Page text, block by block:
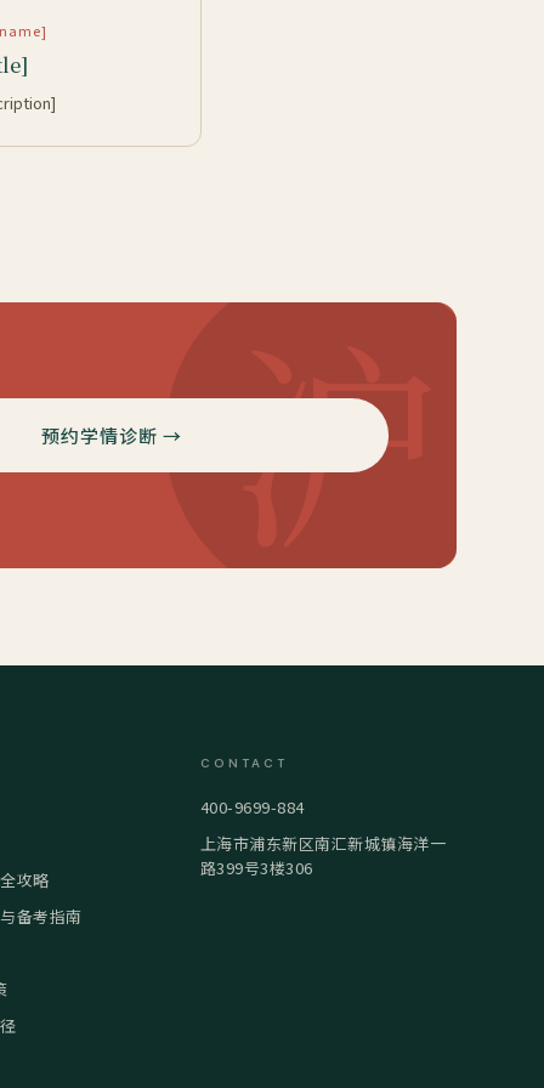
沪
预约学情诊断 →
攻略
备考指南
CONTACT
400-9699-884
上海市浦东新区南汇新城镇海洋一
路399号3楼306